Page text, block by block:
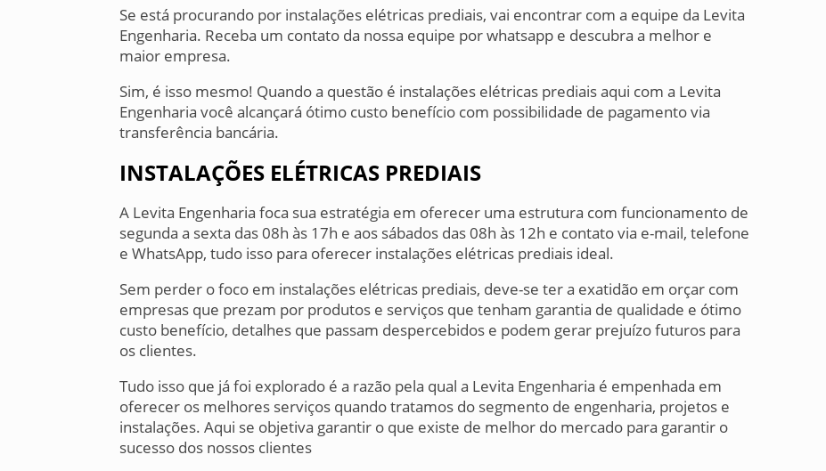
Se está procurando por instalações elétricas prediais, vai encontrar com a equipe da Levita
Engenharia. Receba um contato da nossa equipe por whatsapp e descubra a melhor e
maior empresa.
Sim, é isso mesmo! Quando a questão é instalações elétricas prediais aqui com a Levita
Engenharia você alcançará ótimo custo benefício com possibilidade de pagamento via
transferência bancária.
INSTALAÇÕES ELÉTRICAS PREDIAIS
A Levita Engenharia foca sua estratégia em oferecer uma estrutura com funcionamento de
segunda a sexta das 08h às 17h e aos sábados das 08h às 12h e contato via e-mail, telefone
e WhatsApp, tudo isso para oferecer instalações elétricas prediais ideal.
Sem perder o foco em instalações elétricas prediais, deve-se ter a exatidão em orçar com
empresas que prezam por produtos e serviços que tenham garantia de qualidade e ótimo
custo benefício, detalhes que passam despercebidos e podem gerar prejuízo futuros para
os clientes.
Tudo isso que já foi explorado é a razão pela qual a Levita Engenharia é empenhada em
oferecer os melhores serviços quando tratamos do segmento de engenharia, projetos e
instalações. Aqui se objetiva garantir o que existe de melhor do mercado para garantir o
sucesso dos nossos clientes